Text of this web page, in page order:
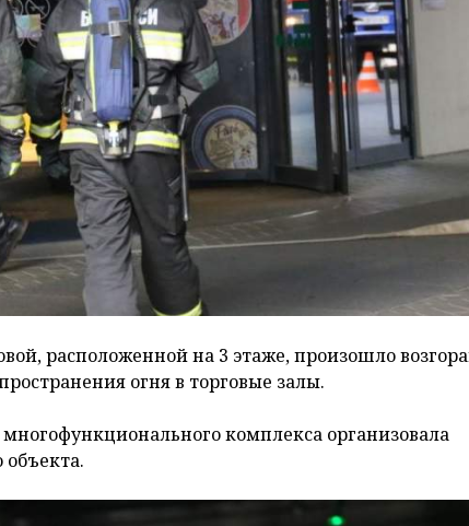
расположенной на 3 этаже, произошло
огня в торговые залы.
комплекса организовала
объекта.